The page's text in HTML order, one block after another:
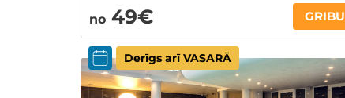
no 49€ GRIBU
Derīgs arī VASARĀ